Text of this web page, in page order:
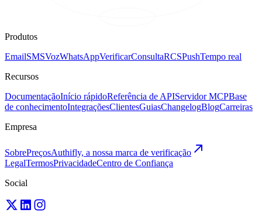
Produtos
EmailSMSVozWhatsAppVerificarConsultaRCSPushTempo real
Recursos
DocumentaçãoInício rápidoReferência de APIServidor MCPBase
de conhecimentoIntegraçõesClientesGuiasChangelogBlogCarreiras
Empresa
SobrePreçosAuthifly, a nossa marca de verificação
LegalTermosPrivacidadeCentro de Confiança
Social